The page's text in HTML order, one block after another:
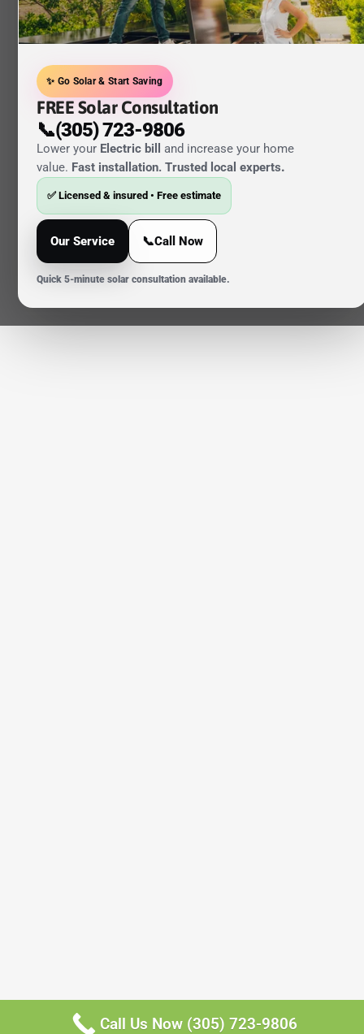
Call Us Now (305) 723-9806
✨ Go Solar & Start Saving
FREE Solar Consultation
📞(305) 723-9806
Lower your Electric bill
and increase your home
value. Fast installation. Trusted local experts.
✅ Licensed & insured • Free estimate
Our Service 📞Call Now
Quick 5-minute solar consultation available.